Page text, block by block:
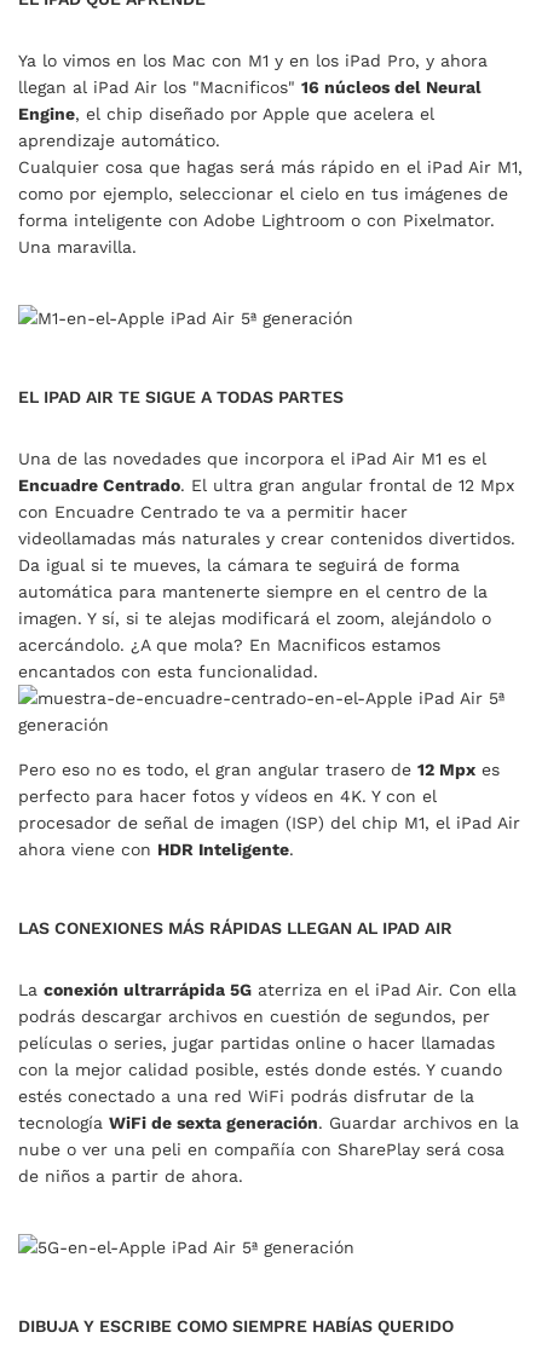
Ya lo vimos en los Mac con M1 y en los iPad Pro, y ahora
llegan al iPad Air los "Macnificos" 16 núcleos del Neural
Engine, el chip diseñado por Apple que acelera el
aprendizaje automático.
Cualquier cosa que hagas será más rápido en el iPad Air M1,
como por ejemplo, seleccionar el cielo en tus imágenes de
forma inteligente con Adobe Lightroom o con Pixelmator.
Una maravilla.
EL IPAD AIR TE SIGUE A TODAS PARTES
Una de las novedades que incorpora el iPad Air M1 es el
Encuadre Centrado. El ultra gran angular frontal de 12 Mpx
con Encuadre Centrado te va a permitir hacer
videollamadas más naturales y crear contenidos divertidos.
Da igual si te mueves, la cámara te seguirá de forma
automática para mantenerte siempre en el centro de la
imagen. Y sí, si te alejas modificará el zoom, alejándolo o
acercándolo. ¿A que mola? En Macnificos estamos
encantados con esta funcionalidad.
Pero eso no es todo, el gran angular trasero de 12 Mpx es
perfecto para hacer fotos y vídeos en 4K. Y con el
procesador de señal de imagen (ISP) del chip M1, el iPad Air
ahora viene con HDR Inteligente.
LAS CONEXIONES MÁS RÁPIDAS LLEGAN AL IPAD AIR
La conexión ultrarrápida 5G aterriza en el iPad Air. Con ella
podrás descargar archivos en cuestión de segundos, per
películas o series, jugar partidas online o hacer llamadas
con la mejor calidad posible, estés donde estés. Y cuando
estés conectado a una red WiFi podrás disfrutar de la
tecnología WiFi de sexta generación. Guardar archivos en la
nube o ver una peli en compañía con SharePlay será cosa
de niños a partir de ahora.
DIBUJA Y ESCRIBE COMO SIEMPRE HABÍAS QUERIDO